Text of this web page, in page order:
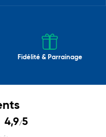
Fidélité & Parrainage
4,9/5